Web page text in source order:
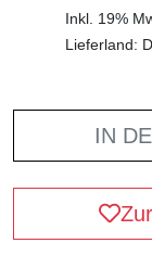
Inkl. 19%
Lieferland:
IN